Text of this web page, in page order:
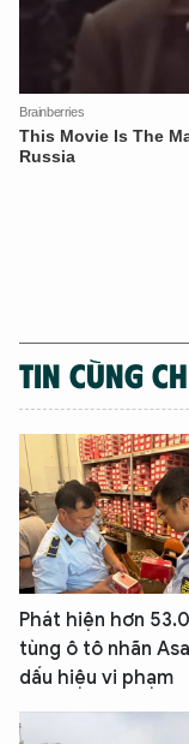
TIN CÙNG
Phát hiện hơn
tùng ô tô nhãn
dấu hiệu vi phạm